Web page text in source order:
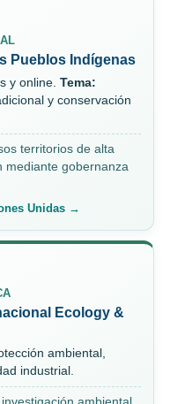
Pueblos Indígenas
y online. Tema:
y conservación
territorios de alta
mediante gobernanza
Unidas →
Ecology &
ambiental,
industrial.